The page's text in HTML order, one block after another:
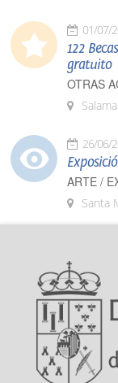
01/07/
122
gratuito
OTRAS
26/06/
ARTE /
Santa